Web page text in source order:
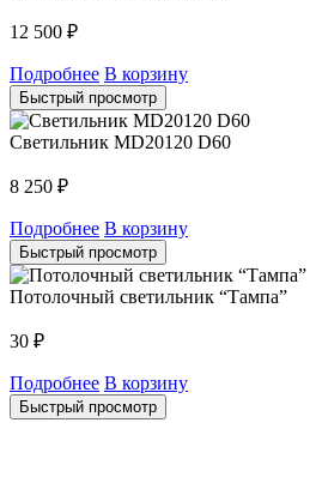
12 500 ₽
Подробнее В корзину
Быстрый просмотр
Светильник MD20120 D60
8 250 ₽
Подробнее В корзину
Быстрый просмотр
Потолочный светильник “Тампа”
30 ₽
Подробнее В корзину
Быстрый просмотр